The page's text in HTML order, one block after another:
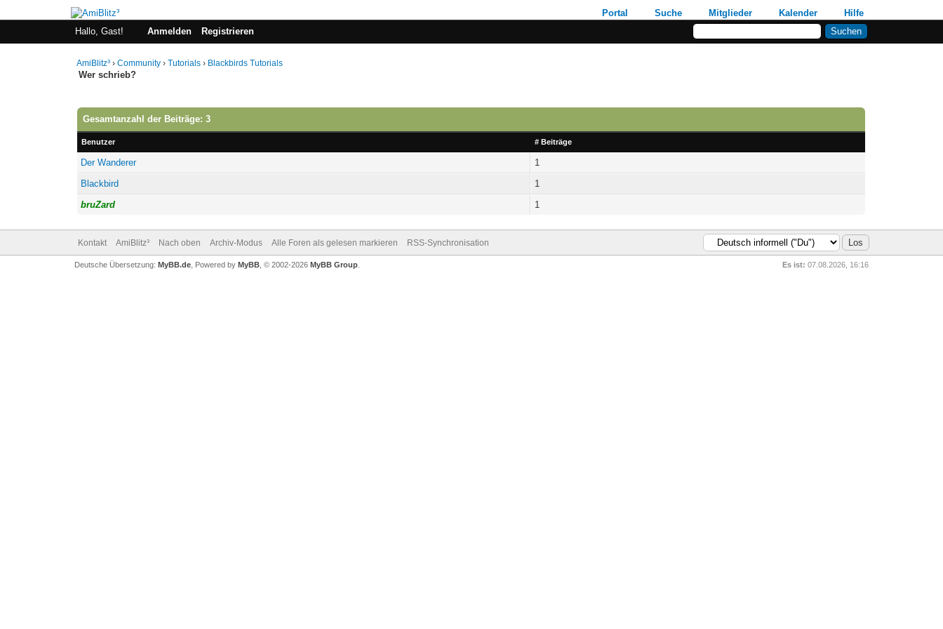
Portal Suche Mitglieder Kalender
Hilfe
Hallo, Gast!
Anmelden Registrieren
AmiBlitz³ ›Community ›Tutorials › Blackbirds Tutorials
Wer schrieb?
Gesamtanzahl der Beiträge: 3
Benutzer # Beiträge
Der Wanderer
1
Blackbird
1
bruZard
1
Kontakt AmiBlitz³ Nach oben Archiv-Modus Alle Foren als gelesen markieren RSS-Synchronisation
Es ist: 07.08.2026, 16:16
Deutsche Übersetzung: MyBB.de, Powered by MyBB, © 2002-2026 MyBB Group.